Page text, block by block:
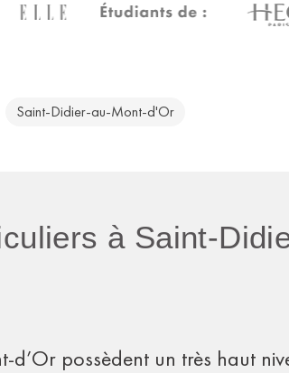
Saint-Didier-au-Mont-d'Or
à Saint-
possèdent un très haut